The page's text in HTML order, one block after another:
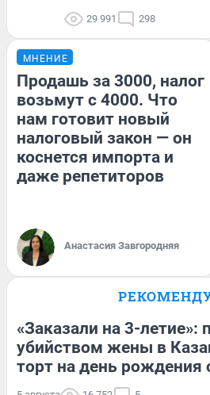
29 991 298
МНЕНИЕ
Продашь за 3000, налог
возьмут с 4000. Что
нам готовит новый
налоговый закон — он
коснется импорта и
даже репетиторов
Анастасия Завгородняя
«Заказали на 3-летие»:
убийством жены в
торт на день рождения